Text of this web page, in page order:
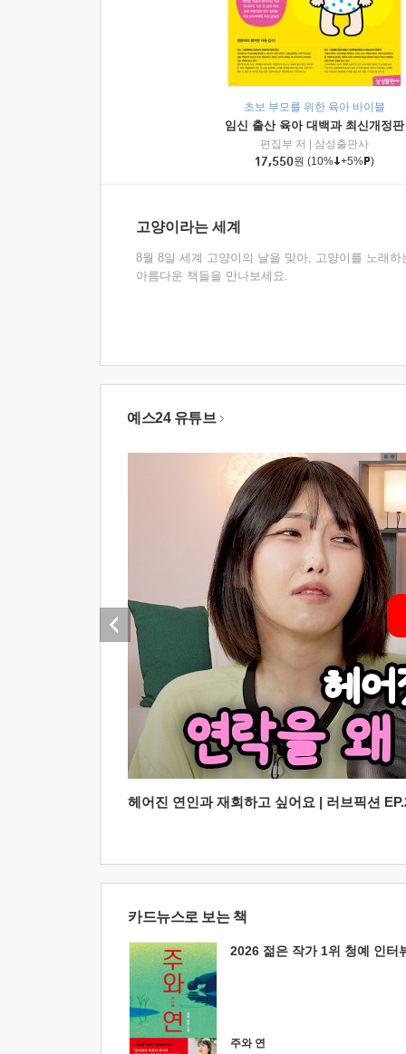
초보 부모를 위한 육아 바이블
임신 출산 육아 대백과 최신개정판
편집부 저
삼성출판사
17,550원 (10% +5% )
고양이라는 세계
8월 8일 세계 고양이의 날을 맞아, 고양이를 노래하
아름다운 책들을 만나보세요.
예스24 유튜브
헤어진 연인과 재회하고 싶어요 | 러브픽션
카드뉴스로 보는 책
2026 젊은 작가 1위 청예 인터
주와 연